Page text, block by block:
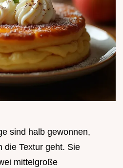
sind halb gewonnen,
die Textur geht. Sie
mittelgroße